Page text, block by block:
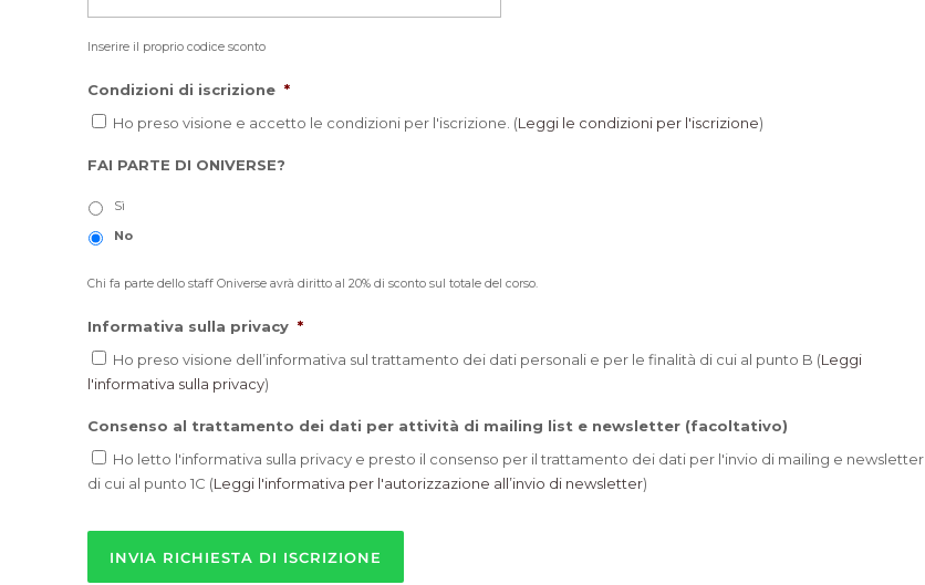
Inserire il proprio codice sconto
Condizioni di iscrizione *
Ho preso visione e accetto le condizioni per l'iscrizione. (Leggi le condizioni per l'iscrizione)
FAI PARTE DI ONIVERSE?
Sì
No
Chi fa parte dello staff Oniverse avrà diritto al 20% di sconto sul totale del corso.
Informativa sulla privacy *
Ho preso visione dell’informativa sul trattamento dei dati personali e per le finalità di cui al punto B (Leggi
l'informativa sulla privacy)
Consenso al trattamento dei dati per attività di mailing list e newsletter (facoltativo)
Ho letto l'informativa sulla privacy e presto il consenso per il trattamento dei dati per l'invio di mailing e newsletter
di cui al punto 1C (Leggi l'informativa per l'autorizzazione all’invio di newsletter)